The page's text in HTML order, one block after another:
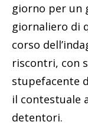
giorno per un
giornaliero di
corso
riscontri, con
stupefacente
il contestuale
detentori.